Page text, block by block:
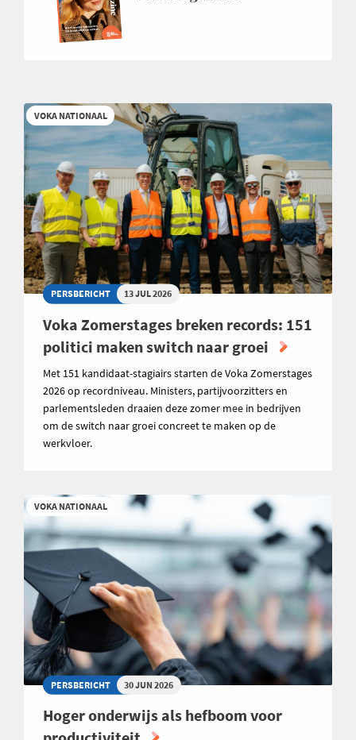
VOKA NATIONAAL
PERSBERICHT 13 JUL 2026
Voka Zomerstages breken records: 151
politici maken switch naar groei
Met 151 kandidaat-stagiairs starten de Voka Zomerstages
2026 op recordniveau. Ministers, partijvoorzitters en
parlementsleden draaien deze zomer mee in bedrijven
om de switch naar groei concreet te maken op de
werkvloer.
VOKA NATIONAAL
PERSBERICHT 30 JUN 2026
Hoger onderwijs als hefboom voor